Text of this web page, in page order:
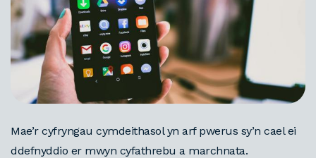
Mae’r cyfryngau cymdeithasol yn arf pwerus sy’n cael ei
ddefnyddio er mwyn cyfathrebu a marchnata.